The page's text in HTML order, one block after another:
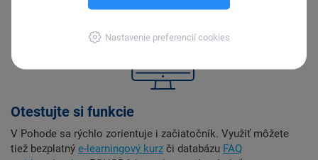
Nastavenie preferencií cookies
Otestujte si funkcie
V Pohode sa rýchlo zorientuje i začiatočník. Využiť môžete
tiež bezplatný e-learningový kurz či databázu FAQ